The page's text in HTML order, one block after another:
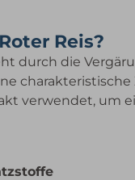
Reis?
durch die
verwendet, um